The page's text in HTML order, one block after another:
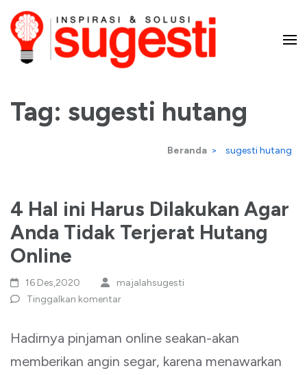
Lompat
ke
konten
Enter)
dan Solusi
Tag: sugesti hutang
Beranda > sugesti hutang
4 Hal ini Harus Dilakukan Agar
Anda Tidak Terjerat Hutang
Online
16 Des,2020
majalahsugesti
Tinggalkan komentar
Hadirnya pinjaman online seakan-akan
memberikan angin segar, karena menawarkan